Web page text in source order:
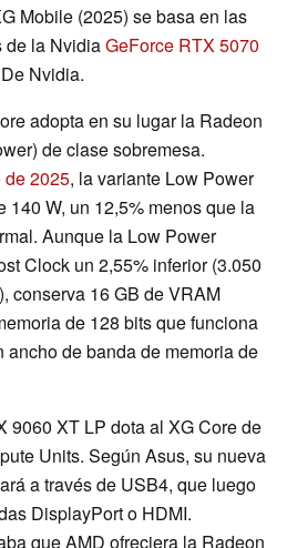
Mobile (2025) se basa en las
de la NvidiaGeForce RTX 5070
De Nvidia.
adopta en su lugar la Radeon
de clase sobremesa.
de 2025, la variante Low Power
140 W, un 12,5% menos que la
Aunque la Low Power
Clock un 2,55% inferior (3.050
conserva 16 GB de VRAM
de 128 bits que funciona
ancho de banda de memoria de
9060 XT LP dota al XG Core de
Units. Según Asus, su nueva
a través de USB4, que luego
DisplayPort o HDMI.
que AMD ofreciera la Radeon